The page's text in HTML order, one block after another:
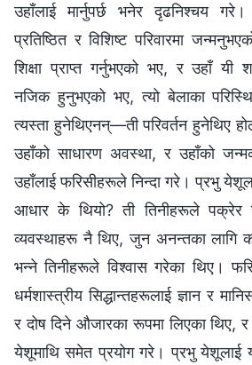
उहाँलाई मार्नुपर्छ भनेर दृढनिश्चय
प्रतिष्ठित र विशिष्ट परिवारमा
शिक्षा प्राप्त गर्नुभएको भए, र उहाँ यी
नजिक हुनुभएको भए, त्यो बेलाका
त्यस्ता हुनेथिएनन्—ती परिवर्तन हुनेथिए
उहाँको साधारण अवस्था, र उहाँको
उहाँलाई फरिसीहरूले निन्दा गरे। प्रभु
आधार के थियो? ती तिनीहरूले पक्रेर
व्यवस्थाहरू नै थिए, जुन अनन्तका लागि
भन्‍ने तिनीहरूले विश्‍वास गरेका थिए।
धर्मशास्त्रीय सिद्धान्तहरूलाई ज्ञान र
र दोष दिने औजारका रूपमा लिएका थिए,
येशूमाथि समेत प्रयोग गरे। प्रभु येशूलाई